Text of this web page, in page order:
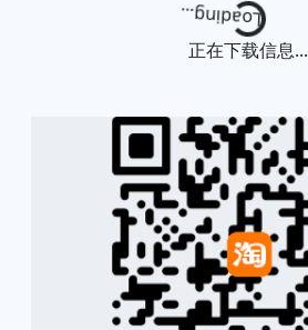
Loading...
正在下载信息...